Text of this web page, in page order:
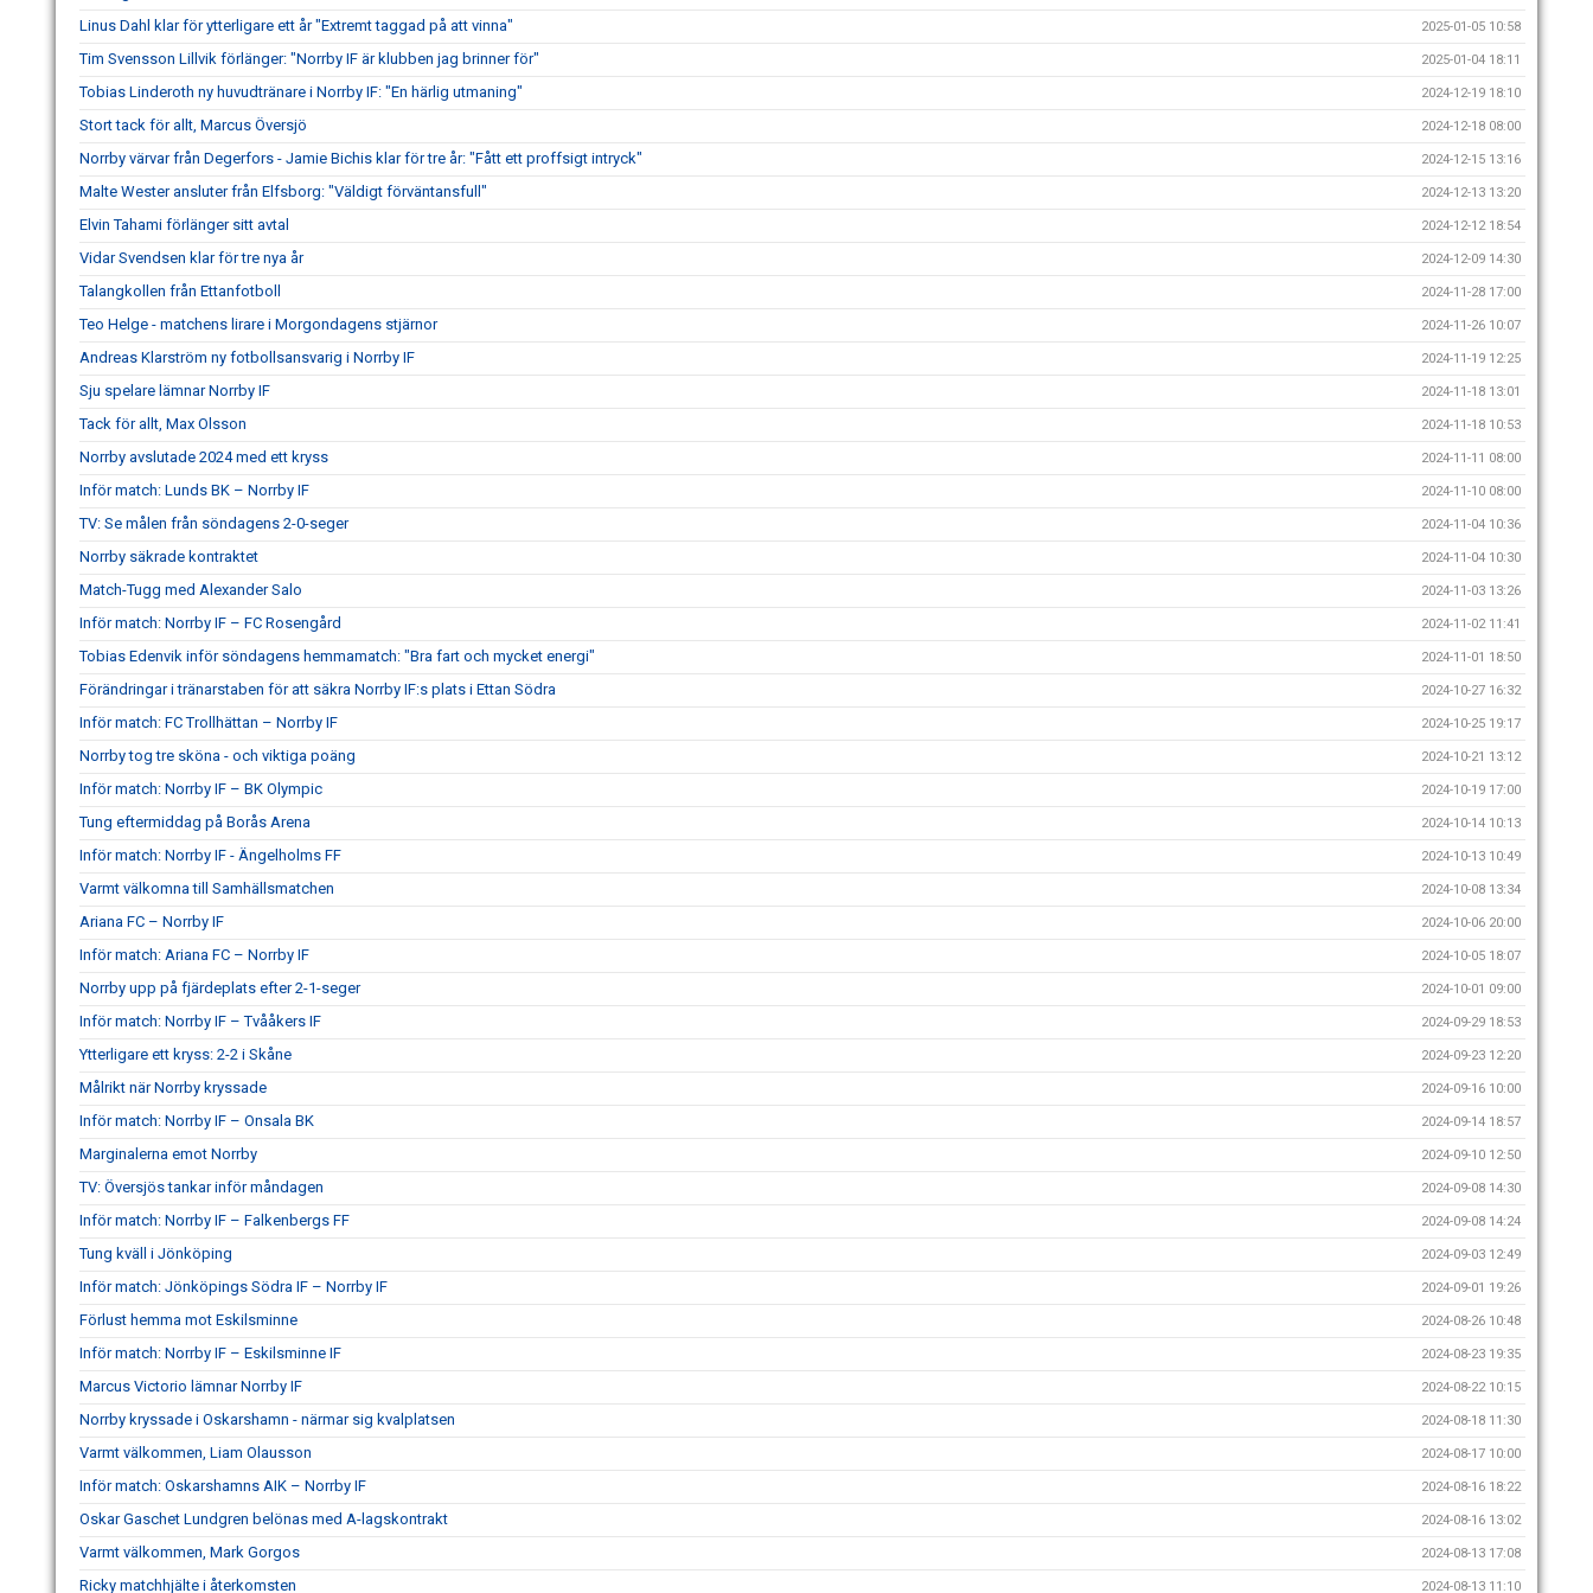
Linus Dahl klar för ytterligare ett år "Extremt taggad på att vinna" 2025-01-05 10:58
Tim Svensson Lillvik förlänger: "Norrby IF är klubben jag brinner för" 2025-01-04 18:11
Tobias Linderoth ny huvudtränare i Norrby IF: "En härlig utmaning" 2024-12-19 18:10
Stort tack för allt, Marcus Översjö 2024-12-18 08:00
Norrby värvar från Degerfors - Jamie Bichis klar för tre år: "Fått ett proffsigt intryck" 2024-12-15 13:16
Malte Wester ansluter från Elfsborg: "Väldigt förväntansfull" 2024-12-13 13:20
Elvin Tahami förlänger sitt avtal 2024-12-12 18:54
Vidar Svendsen klar för tre nya år 2024-12-09 14:30
Talangkollen från Ettanfotboll 2024-11-28 17:00
Teo Helge - matchens lirare i Morgondagens stjärnor 2024-11-26 10:07
Andreas Klarström ny fotbollsansvarig i Norrby IF 2024-11-19 12:25
Sju spelare lämnar Norrby IF 2024-11-18 13:01
Tack för allt, Max Olsson 2024-11-18 10:53
Norrby avslutade 2024 med ett kryss 2024-11-11 08:00
Inför match: Lunds BK – Norrby IF 2024-11-10 08:00
TV: Se målen från söndagens 2-0-seger 2024-11-04 10:36
Norrby säkrade kontraktet 2024-11-04 10:30
Match-Tugg med Alexander Salo 2024-11-03 13:26
Inför match: Norrby IF – FC Rosengård 2024-11-02 11:41
Tobias Edenvik inför söndagens hemmamatch: "Bra fart och mycket energi" 2024-11-01 18:50
Förändringar i tränarstaben för att säkra Norrby IF:s plats i Ettan Södra 2024-10-27 16:32
Inför match: FC Trollhättan – Norrby IF 2024-10-25 19:17
Norrby tog tre sköna - och viktiga poäng 2024-10-21 13:12
Inför match: Norrby IF – BK Olympic 2024-10-19 17:00
Tung eftermiddag på Borås Arena 2024-10-14 10:13
Inför match: Norrby IF - Ängelholms FF 2024-10-13 10:49
Varmt välkomna till Samhällsmatchen 2024-10-08 13:34
Ariana FC – Norrby IF 2024-10-06 20:00
Inför match: Ariana FC – Norrby IF 2024-10-05 18:07
Norrby upp på fjärdeplats efter 2-1-seger 2024-10-01 09:00
Inför match: Norrby IF – Tvååkers IF 2024-09-29 18:53
Ytterligare ett kryss: 2-2 i Skåne 2024-09-23 12:20
Målrikt när Norrby kryssade 2024-09-16 10:00
Inför match: Norrby IF – Onsala BK 2024-09-14 18:57
Marginalerna emot Norrby 2024-09-10 12:50
TV: Översjös tankar inför måndagen 2024-09-08 14:30
Inför match: Norrby IF – Falkenbergs FF 2024-09-08 14:24
Tung kväll i Jönköping 2024-09-03 12:49
Inför match: Jönköpings Södra IF – Norrby IF 2024-09-01 19:26
Förlust hemma mot Eskilsminne 2024-08-26 10:48
Inför match: Norrby IF – Eskilsminne IF 2024-08-23 19:35
Marcus Victorio lämnar Norrby IF 2024-08-22 10:15
Norrby kryssade i Oskarshamn - närmar sig kvalplatsen 2024-08-18 11:30
Varmt välkommen, Liam Olausson 2024-08-17 10:00
Inför match: Oskarshamns AIK – Norrby IF 2024-08-16 18:22
Oskar Gaschet Lundgren belönas med A-lagskontrakt 2024-08-16 13:02
Varmt välkommen, Mark Gorgos 2024-08-13 17:08
Ricky matchhjälte i återkomsten 2024-08-13 11:10